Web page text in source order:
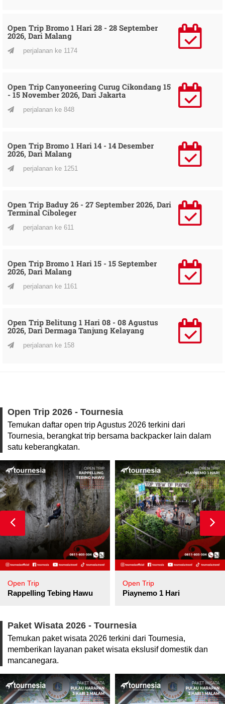
Open Trip Bromo 1 Hari 28 - 28 September
2026, Dari Malang
perjalanan ke 1174
Open Trip Canyoneering Curug Cikondang 15
- 15 November 2026, Dari Jakarta
perjalanan ke 848
Open Trip Bromo 1 Hari 14 - 14 Desember
2026, Dari Malang
perjalanan ke 1251
Open Trip Baduy 26 - 27 September 2026, Dari
Terminal Ciboleger
perjalanan ke 611
Open Trip Bromo 1 Hari 15 - 15 September
2026, Dari Malang
perjalanan ke 1161
Open Trip Belitung 1 Hari 08 - 08 Agustus
2026, Dari Dermaga Tanjung Kelayang
perjalanan ke 158
Open Trip 2026 - Tournesia
Temukan daftar open trip Agustus 2026 terkini dari
Tournesia, berangkat trip bersama backpacker lain dalam
satu keberangkatan.
Open Trip
Rappelling Tebing Hawu
Open Trip
Piaynemo 1 Hari
Paket Wisata 2026 - Tournesia
Temukan paket wisata 2026 terkini dari Tournesia,
memberikan layanan paket wisata ekslusif domestik dan
mancanegara.